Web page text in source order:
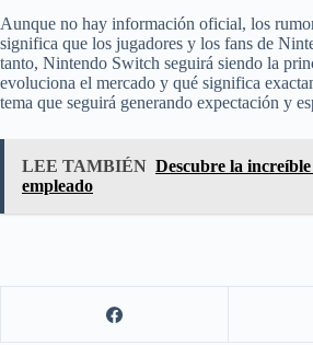
Aunque no hay información oficial, los
significa que los jugadores y los fans de
tanto, Nintendo Switch seguirá siendo la
evoluciona el mercado y qué significa
tema que seguirá generando expectación y
LEE TAMBIÉN Descubre la
empleado